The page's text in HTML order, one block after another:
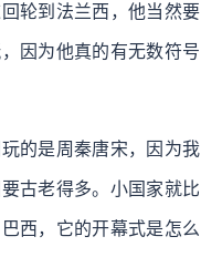
轮到法兰西，他当然要
因为他真的有无数符号
的是周秦唐宋，因为我
古老得多。小国家就比
西，它的开幕式是怎么